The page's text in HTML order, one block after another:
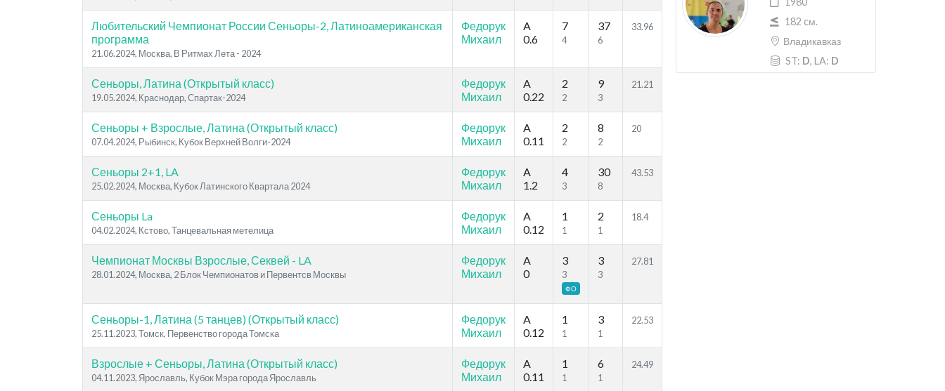
182 cм.
Владикавказ
ST: D, LA: D
Любительский Чемпионат России Сеньоры-2, Латиноамериканская
программа
21.06.2024, Москва, В Ритмах Лета - 2024
Федорук
Михаил
A
0.6
7
4
37
6
33.96
Сеньоры, Латина (Открытый класс)
19.05.2024, Краснодар, Спартак-2024
Федорук
Михаил
A
0.22
2
2
9
3
21.21
Сеньоры + Взрослые, Латина (Открытый класс)
07.04.2024, Рыбинск, Кубок Верхней Волги-2024
Федорук
Михаил
A
0.11
2
2
8
2
20
Сеньоры 2+1, LA
25.02.2024, Москва, Кубок Латинского Квартала 2024
Федорук
Михаил
A
1.2
4
3
30
8
43.53
Сеньоры La
04.02.2024, Кстово, Танцевальная метелица
Федорук
Михаил
A
0.12
1
1
2
1
18.4
Чемпионат Москвы Взрослые, Секвей - LA
28.01.2024, Москва, 2 Блок Чемпионатов и Первентсв Москвы
Федорук
Михаил
A
0
3
3
ФО
3
3
27.81
Сеньоры-1, Латина (5 танцев) (Открытый класс)
25.11.2023, Томск, Первенство города Томска
Федорук
Михаил
A
0.12
1
1
3
1
22.53
Взрослые + Сеньоры, Латина (Открытый класс)
04.11.2023, Ярославль, Кубок Мэра города Ярославль
Федорук
Михаил
A
0.11
1
1
6
1
24.49